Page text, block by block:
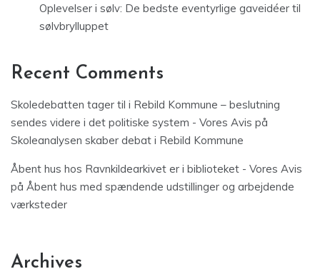
Oplevelser i sølv: De bedste eventyrlige gaveidéer til
sølvbrylluppet
Recent Comments
Skoledebatten tager til i Rebild Kommune – beslutning
sendes videre i det politiske system - Vores Avis på
Skoleanalysen skaber debat i Rebild Kommune
Åbent hus hos Ravnkildearkivet er i biblioteket - Vores Avis
på Åbent hus med spændende udstillinger og arbejdende
værksteder
Archives